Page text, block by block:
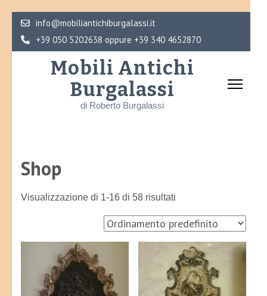
Skip
content
info@mobiliantichiburgalassi.it
+39 050 5202638 oppure +39 340 4652870
Mobili Antichi
Burgalassi
di Roberto Burgalassi
Shop
Visualizzazione di 1-16 di 58 risultati